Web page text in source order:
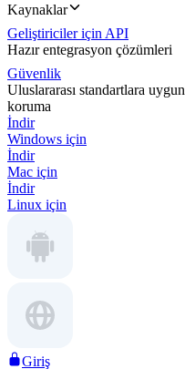
Kaynaklar
Geliştiriciler için API
Hazır entegrasyon çözümleri
Güvenlik
Uluslararası standartlara uygun
koruma
İndir
Windows için
İndir
Mac için
İndir
Linux için
Giriş